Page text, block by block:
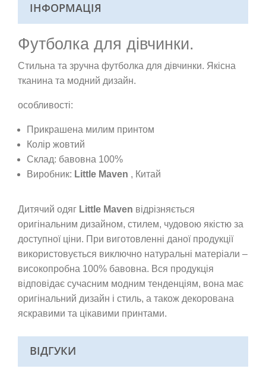
ІНФОРМАЦІЯ
Футболка для дівчинки.
Стильна та зручна футболка для дівчинки. Якісна
тканина та модний дизайн.
особливості:
Прикрашена милим принтом
Колір жовтий
Склад: бавовна 100%
Виробник: Little Maven , Китай
Дитячий одяг Little Maven відрізняється
оригінальним дизайном, стилем, чудовою якістю за
доступної ціни. При виготовленні даної продукції
використовується виключно натуральні матеріали –
високопробна 100% бавовна. Вся продукція
відповідає сучасним модним тенденціям, вона має
оригінальний дизайн і стиль, а також декорована
яскравими та цікавими принтами.
ВІДГУКИ